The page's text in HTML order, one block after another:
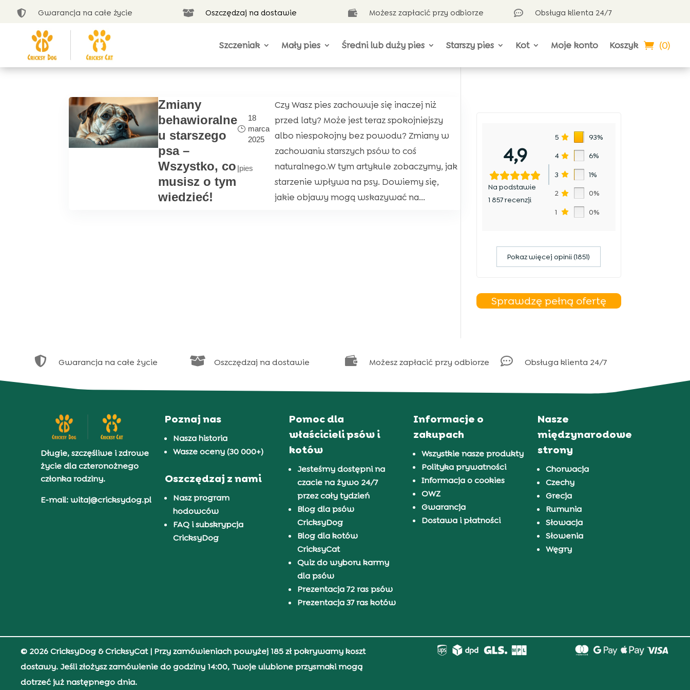
 Gwarancja na całe życie  Oszczędzaj na dostawie  Możesz zapłacić przy odbiorze  Obsługa klienta 24/7
Szczeniak Mały pies Średni lub duży pies Starszy pies Kot Moje konto Koszyk (0)
Zmiany
behawioralne
u starszego
psa –
Wszystko, co
musisz o tym
wiedzieć!
18
marca
2025
|pies
Czy Wasz pies zachowuje się inaczej niż
przed laty? Może jest teraz spokojniejszy
albo niespokojny bez powodu? Zmiany w
zachowaniu starszych psów to coś
naturalnego.W tym artykule zobaczymy, jak
starzenie wpływa na psy. Dowiemy się,
jakie objawy mogą wskazywać na...
4,9
Na podstawie
1 857 recenzji
5 93%
4 6%
3 1%
2 0%
1 0%
Pokaz więcej opinii (1851)
Sprawdzę pełną ofertę
 Gwarancja na całe życie  Oszczędzaj na dostawie  Możesz zapłacić przy odbiorze  Obsługa klienta 24/7
Długie, szczęśliwe i zdrowe
życie dla czteronożnego
członka rodziny.
E-mail: witaj@cricksydog.pl
Poznaj nas
Nasza historia
Wasze oceny (30 000+)
Oszczędzaj z nami
Nasz program
hodowców
FAQ i subskrypcja
CricksyDog
Pomoc dla
właścicieli psów i
kotów
Jesteśmy dostępni na
czacie na żywo 24/7
przez cały tydzień
Blog dla psów
CricksyDog
Blog dla kotów
CricksyCat
Quiz do wyboru karmy
dla psów
Prezentacja 72 ras psów
Prezentacja 37 ras kotów
Informacje o
zakupach
Wszystkie nasze produkty
Polityka prywatności
Informacja o cookies
OWZ
Gwarancja
Dostawa i płatności
Nasze
międzynarodowe
strony
Chorwacja
Czechy
Grecja
Rumunia
Słowacja
Słowenia
Węgry
© 2026 CricksyDog & CricksyCat| Przy zamówieniach powyżej 185 zł pokrywamy koszt
dostawy. Jeśli złożysz zamówienie do godziny 14:00, Twoje ulubione przysmaki mogą
dotrzeć już następnego dnia.